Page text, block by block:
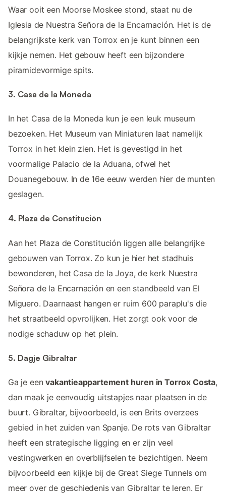
Waar ooit een Moorse Moskee stond, staat nu de
Iglesia de Nuestra Señora de la Encarnación. Het is de
belangrijkste kerk van Torrox en je kunt binnen een
kijkje nemen. Het gebouw heeft een bijzondere
piramidevormige spits.
3. Casa de la Moneda
In het Casa de la Moneda kun je een leuk museum
bezoeken. Het Museum van Miniaturen laat namelijk
Torrox in het klein zien. Het is gevestigd in het
voormalige Palacio de la Aduana, ofwel het
Douanegebouw. In de 16e eeuw werden hier de munten
geslagen.
4. Plaza de Constitución
Aan het Plaza de Constitución liggen alle belangrijke
gebouwen van Torrox. Zo kun je hier het stadhuis
bewonderen, het Casa de la Joya, de kerk Nuestra
Señora de la Encarnación en een standbeeld van El
Miguero. Daarnaast hangen er ruim 600 paraplu's die
het straatbeeld opvrolijken. Het zorgt ook voor de
nodige schaduw op het plein.
5. Dagje Gibraltar
Ga je eenvakantieappartement huren in Torrox Costa,
dan maak je eenvoudig uitstapjes naar plaatsen in de
buurt. Gibraltar, bijvoorbeeld, is een Brits overzees
gebied in het zuiden van Spanje. De rots van Gibraltar
heeft een strategische ligging en er zijn veel
vestingwerken en overblijfselen te bezichtigen. Neem
bijvoorbeeld een kijkje bij de Great Siege Tunnels om
meer over de geschiedenis van Gibraltar te leren. Er